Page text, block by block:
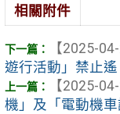
相關附件
【2025-04-
遊行活動」禁止
【2025-04-
機」及「電動機